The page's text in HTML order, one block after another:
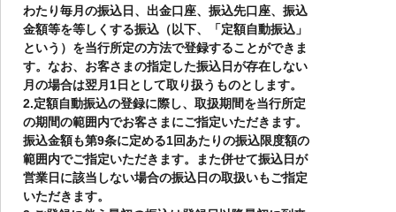
わたり毎月の振込日、出金口座、振込先口座、振込
金額等を等しくする振込（以下、「定額自動振込」
という）を当行所定の方法で登録することができま
す。なお、お客さまの指定した振込日が存在しない
月の場合は翌月1日として取り扱うものとします。
2.定額自動振込の登録に際し、取扱期間を当行所定
の期間の範囲内でお客さまにご指定いただきます。
振込金額も第9条に定める1回あたりの振込限度額の
範囲内でご指定いただきます。また併せて振込日が
営業日に該当しない場合の振込日の取扱いもご指定
いただきます。